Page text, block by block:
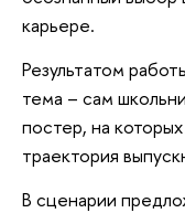
карьере.
Результатом
тема – сам
постер, на
траектория
В сценарии